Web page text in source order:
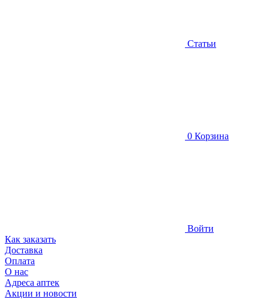
Статьи
0 Корзина
Войти
Как заказать
Доставка
Оплата
О нас
Адреса аптек
Акции и новости